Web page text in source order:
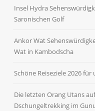
Insel Hydra
Saronischen Golf
Ankor Wat
Wat in Kambodscha
Schöne Reiseziele 2026
Die letzten Orang Utans
Dschungeltrekking im